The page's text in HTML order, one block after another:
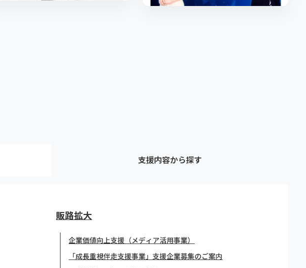
支援内容から探す
販路拡大
企業価値向上支援（メディア活用事業）
「成長重視伴走支援事業」支援企業募集のご案内